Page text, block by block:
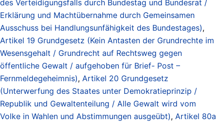
des Verteidigungsfalls durch Bundestag und Bundesrat /
Erklärung und Machtübernahme durch Gemeinsamen
Ausschuss bei Handlungsunfähigkeit des Bundestages),
Artikel 19 Grundgesetz (Kein Antasten der Grundrechte im
Wesensgehalt / Grundrecht auf Rechtsweg gegen
öffentliche Gewalt / aufgehoben für Brief- Post –
Fernmeldegeheimnis), Artikel 20 Grundgesetz
(Unterwerfung des Staates unter Demokratieprinzip /
Republik und Gewaltenteilung / Alle Gewalt wird vom
Volke in Wahlen und Abstimmungen ausgeübt), Artikel 80a